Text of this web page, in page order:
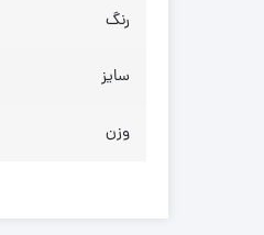
رنگ
سایز
وزن